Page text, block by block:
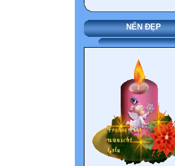
NẾN ĐẸP